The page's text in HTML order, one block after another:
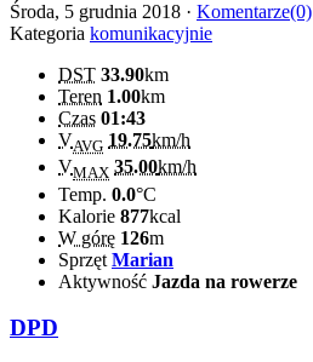
Środa, 5 grudnia 2018 · Komentarze(0)
Kategoria komunikacyjnie
DST 33.90km
Teren 1.00km
Czas 01:43
VAVG 19.75km/h
VMAX 35.00km/h
Temp. 0.0°C
Kalorie 877kcal
W górę 126m
Sprzęt Marian
Aktywność Jazda na rowerze
DPD